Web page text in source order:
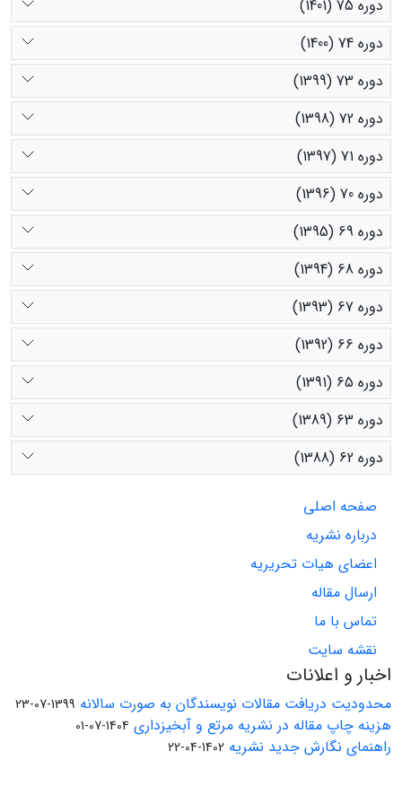
دوره 75 (1401)
دوره 74 (1400)
دوره 73 (1399)
دوره 72 (1398)
دوره 71 (1397)
دوره 70 (1396)
دوره 69 (1395)
دوره 68 (1394)
دوره 67 (1393)
دوره 66 (1392)
دوره 65 (1391)
دوره 63 (1389)
دوره 62 (1388)
صفحه اصلی
درباره نشریه
اعضای هیات تحریریه
ارسال مقاله
تماس با ما
نقشه سایت
اخبار و اعلانات
محدودیت دریافت مقالات نویسندگان به صورت سالانه 1399-07-23
هزینه چاپ مقاله در نشریه مرتع و آبخیزداری 1404-07-01
راهنمای نگارش جدید نشریه 1402-04-22